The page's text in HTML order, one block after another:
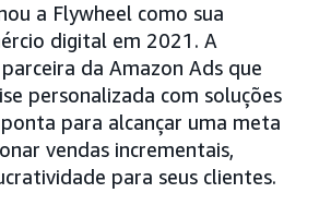
a Flywheel como sua
digital em 2021. A
da Amazon Ads que
personalizada com soluções
para alcançar uma meta
vendas incrementais,
para seus clientes.